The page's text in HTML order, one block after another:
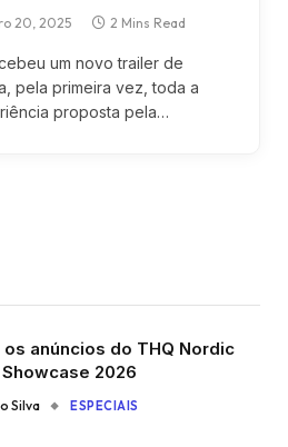
20, 2025 2 Mins Read
um novo trailer de
pela primeira vez, toda a
proposta pela…
anúncios do THQ Nordic
2026
Silva ESPECIAIS